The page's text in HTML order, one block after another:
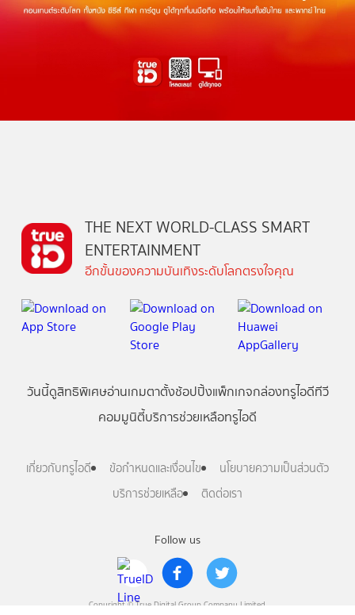
Follow us
Copyright © True Digital Group Company Limited.
THE NEXT WORLD-CLASS SMART
ENTERTAINMENT
อีกขั้นของความบันเทิงระดับโลกตรงใจคุณ
วันนี้ดูสิทธิพิเศษอ่านเกมตาตั้งช้อปปิ้งแพ็กเกจกล่องทรูไอดีทีวี
คอมมูนิตี้บริการช่วยเหลือทรูไอดี
เกี่ยวกับทรูไอดี ข้อกำหนดและเงื่อนไข
นโยบายความเป็นส่วนตัว
บริการช่วยเหลือ
ติดต่อเรา